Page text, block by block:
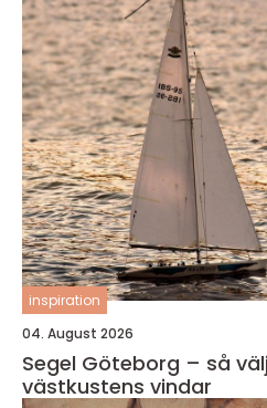
inspiration
04. August 2026
Segel Göteborg – så
västkustens vindar